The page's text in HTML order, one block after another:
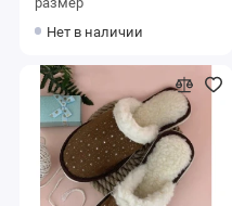
Нет в наличии